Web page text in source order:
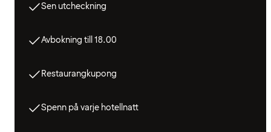
Sen utcheckning
Avbokning till 18.00
Restaurangkupong
Spenn på varje hotellnatt